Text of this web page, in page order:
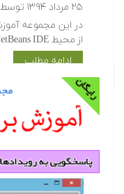
۲۵ مرداد ۱۳۹۴ توسط
از محیط NetBeans IDE (نسخه ۸٫۰٫۲) برای پیاده…
ادامه مطلب